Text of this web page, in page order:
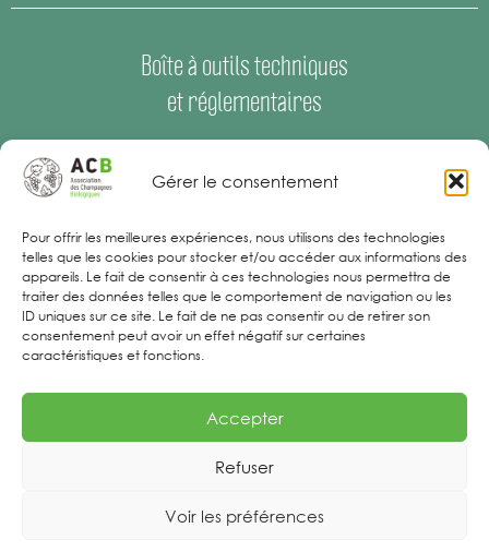
Gérer le consentement
Pour offrir les meilleures expériences, nous utilisons des technologies
telles que les cookies pour stocker et/ou accéder aux informations des
appareils. Le fait de consentir à ces technologies nous permettra de
traiter des données telles que le comportement de navigation ou les
ID uniques sur ce site. Le fait de ne pas consentir ou de retirer son
consentement peut avoir un effet négatif sur certaines
caractéristiques et fonctions.
Accepter
Refuser
Voir les préférences
Boîte à outils techniques
et réglementaires
Espace Presse